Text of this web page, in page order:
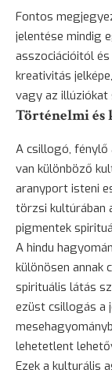
Fontos
jelentése mindig
asszociációitól
kreativitás
vagy az illúziókat
Történelmi
A csillogó, fénylő
van különböző
aranyport isteni
törzsi kultúrában
pigmentek
A hindu
különösen annak
spirituális látás
ezüst csillogás a
lehetetlent
Ezek a kulturális